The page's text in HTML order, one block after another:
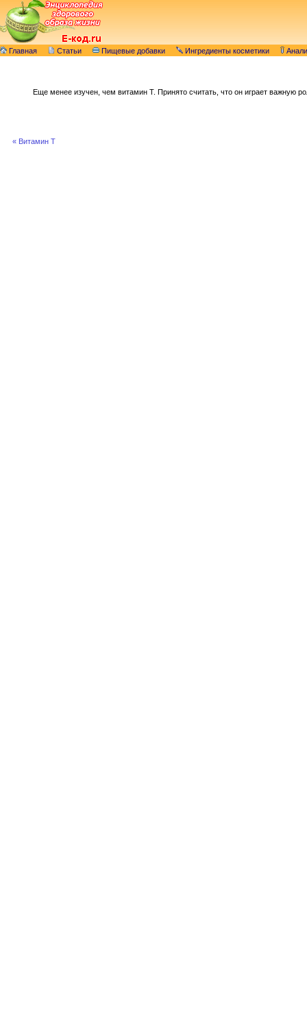
Главная Статьи Пищевые добавки Ингредиенты косметики
Еще менее изучен, чем витамин T. Принято считать, что он играет важную
« Витамин T